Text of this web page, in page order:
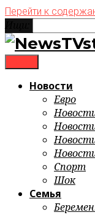
Перейти к
Новости
Евро
Спорт
Шок
Семья